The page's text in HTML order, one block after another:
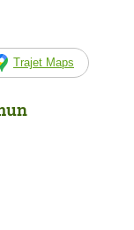
Trajet Maps